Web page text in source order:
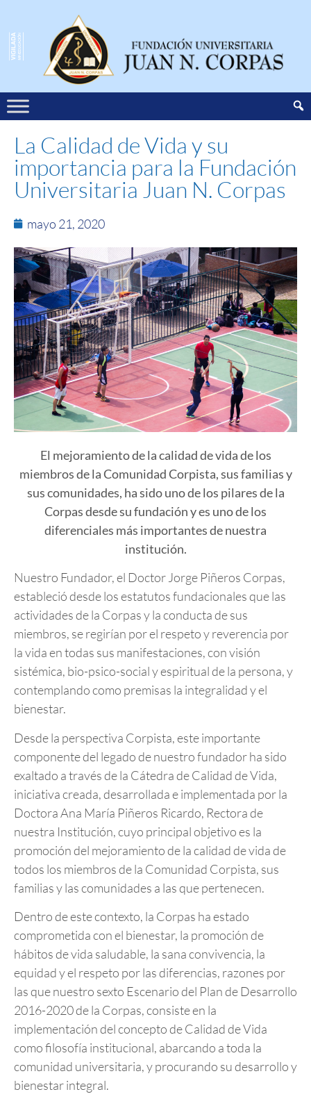
La Calidad de Vida y su
importancia para la Fundación
Universitaria Juan N. Corpas
mayo 21, 2020
El mejoramiento de la calidad de vida de los
miembros de la Comunidad Corpista, sus familias y
sus comunidades, ha sido uno de los pilares de la
Corpas desde su fundación y es uno de los
diferenciales más importantes de nuestra
institución.
Nuestro Fundador, el Doctor Jorge Piñeros Corpas,
estableció desde los estatutos fundacionales que las
actividades de la Corpas y la conducta de sus
miembros, se regirían por el respeto y reverencia por
la vida en todas sus manifestaciones, con visión
sistémica, bio-psico-social y espiritual de la persona, y
contemplando como premisas la integralidad y el
bienestar.
Desde la perspectiva Corpista, este importante
componente del legado de nuestro fundador ha sido
exaltado a través de la Cátedra de Calidad de Vida,
iniciativa creada, desarrollada e implementada por la
Doctora Ana María Piñeros Ricardo, Rectora de
nuestra Institución, cuyo principal objetivo es la
promoción del mejoramiento de la calidad de vida de
todos los miembros de la Comunidad Corpista, sus
familias y las comunidades a las que pertenecen.
Dentro de este contexto, la Corpas ha estado
comprometida con el bienestar, la promoción de
hábitos de vida saludable, la sana convivencia, la
equidad y el respeto por las diferencias, razones por
las que nuestro sexto Escenario del Plan de Desarrollo
2016-2020 de la Corpas, consiste en la
implementación del concepto de Calidad de Vida
como filosofía institucional, abarcando a toda la
comunidad universitaria, y procurando su desarrollo y
bienestar integral.